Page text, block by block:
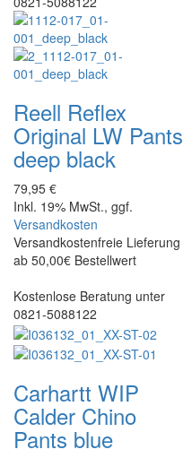
Reell Reflex
Original LW Pants
deep black
79,95 €
Inkl. 19% MwSt., ggf.
Versandkosten
Versandkostenfreie Lieferung
ab 50,00€ Bestellwert
Kostenlose Beratung unter
0821-5088122
Carhartt WIP
Calder Chino
Pants blue